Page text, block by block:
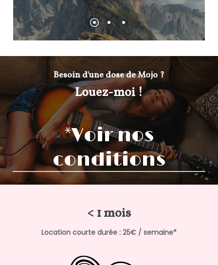
Besoin d'une dose de Mojo ?
Louez-moi !
*Voir nos
conditions
< 1 mois
Location courte durée : 25€ / semaine*